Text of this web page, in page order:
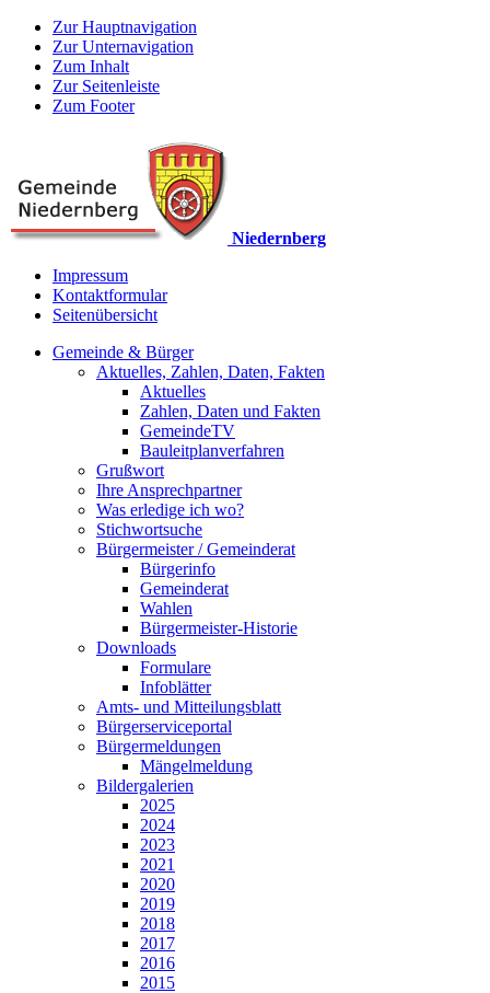
Zur Hauptnavigation
Zur Unternavigation
Zum Inhalt
Zur Seitenleiste
Zum Footer
Niedernberg
Impressum
Kontaktformular
Seitenübersicht
Gemeinde & Bürger
Aktuelles, Zahlen, Daten, Fakten
Aktuelles
Zahlen, Daten und Fakten
GemeindeTV
Bauleitplanverfahren
Grußwort
Ihre Ansprechpartner
Was erledige ich wo?
Stichwortsuche
Bürgermeister / Gemeinderat
Bürgerinfo
Gemeinderat
Wahlen
Bürgermeister-Historie
Downloads
Formulare
Infoblätter
Amts- und Mitteilungsblatt
Bürgerserviceportal
Bürgermeldungen
Mängelmeldung
Bildergalerien
2025
2024
2023
2021
2020
2019
2018
2017
2016
2015